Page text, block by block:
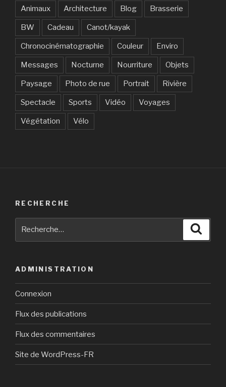
Animaux Architecture Blog Brasserie
BW Cadeau Canot/kayak
Chronocinématographie Couleur Enviro
Messages Nocturne Nourriture Objets
Paysage Photo de rue Portrait Rivière
Spectacle Sports Vidéo Voyages
Végétation Vélo
RECHERCHE
ADMINISTRATION
Connexion
Flux des publications
Flux des commentaires
Site de WordPress-FR